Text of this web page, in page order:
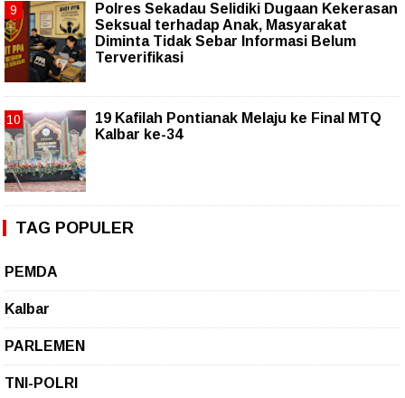
Polres Sekadau Selidiki Dugaan Kekerasan
Seksual terhadap Anak, Masyarakat
Diminta Tidak Sebar Informasi Belum
Terverifikasi
19 Kafilah Pontianak Melaju ke Final MTQ
Kalbar ke-34
TAG POPULER
PEMDA
Kalbar
PARLEMEN
TNI-POLRI